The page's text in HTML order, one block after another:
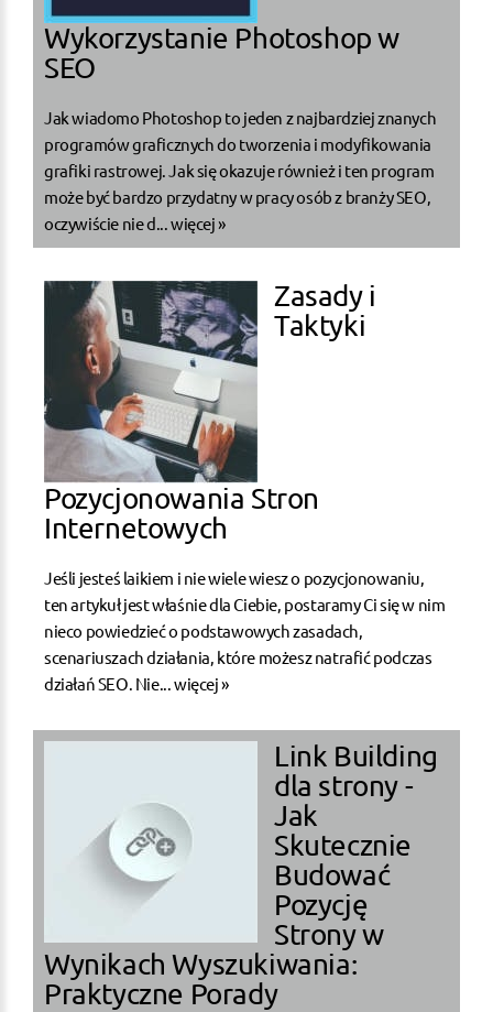
Wykorzystanie Photoshop w
SEO
Jak wiadomo Photoshop to jeden z najbardziej znanych
programów graficznych do tworzenia i modyfikowania
grafiki rastrowej. Jak się okazuje również i ten program
może być bardzo przydatny w pracy osób z branży SEO,
oczywiście nie d... więcej »
Zasady i
Taktyki
Pozycjonowania Stron
Internetowych
Jeśli jesteś laikiem i nie wiele wiesz o pozycjonowaniu,
ten artykuł jest właśnie dla Ciebie, postaramy Ci się w nim
nieco powiedzieć o podstawowych zasadach,
scenariuszach działania, które możesz natrafić podczas
działań SEO. Nie... więcej »
Link Building
dla strony -
Jak
Skutecznie
Budować
Pozycję
Strony w
Wynikach Wyszukiwania:
Praktyczne Porady